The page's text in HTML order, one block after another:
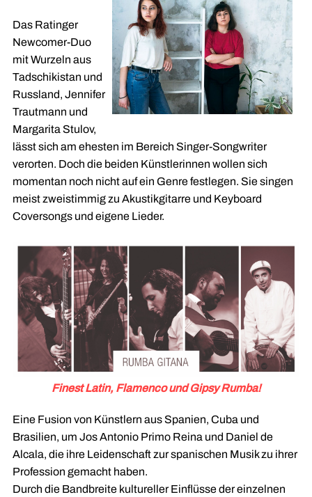
Das Ratinger
Newcomer-Duo
mit Wurzeln aus
Tadschikistan und
Russland, Jennifer
Trautmann und
Margarita Stulov,
lässt sich am ehesten im Bereich Singer-Songwriter
verorten. Doch die beiden Künstlerinnen wollen sich
momentan noch nicht auf ein Genre festlegen. Sie singen
meist zweistimmig zu Akustikgitarre und Keyboard
Coversongs und eigene Lieder.
Finest Latin, Flamenco und Gipsy Rumba!
Eine Fusion von Künstlern aus Spanien, Cuba und
Brasilien, um Jos Antonio Primo Reina und Daniel de
Alcala, die ihre Leidenschaft zur spanischen Musik zu ihrer
Profession gemacht haben.
Durch die Bandbreite kultureller Einflüsse der einzelnen